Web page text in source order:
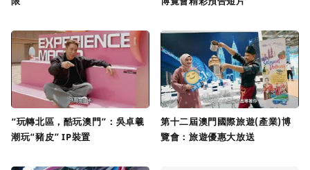
“玩轉北區，酷玩澳門”：吳卓羲
潮玩“豬皮” IP裝置
第十二屆澳門國際旅遊(產業)博
覽會：旅遊優惠大放送